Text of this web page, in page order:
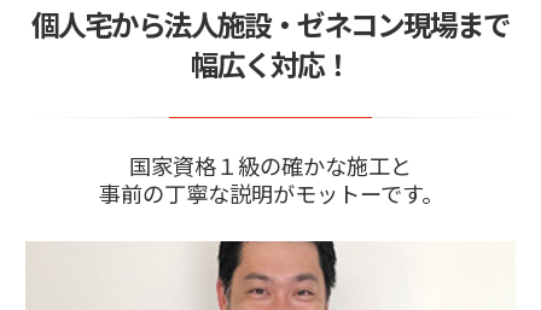
ガラスが割れる震度は身動きとれない！できるこ
とは事前の対策…
個人宅から法人施設・ゼネコン現場まで
幅広く対応！
国家資格１級の確かな施工と
事前の丁寧な説明がモットーです。